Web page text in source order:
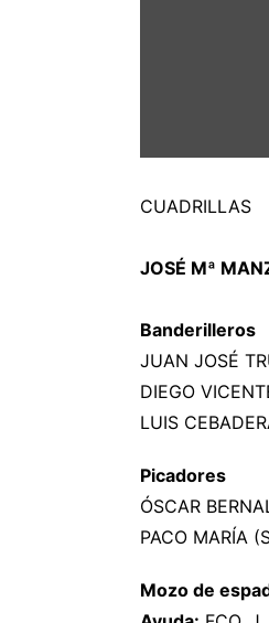
CUADRILLAS
JOSÉ Mª
Banderilleros
JUAN JOSÉ
DIEGO
LUIS
Picadores
ÓSCAR
PACO MARÍA
Mozo de